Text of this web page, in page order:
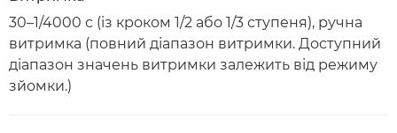
30–1/4000 с (із кроком 1/2 або 1/3 ступеня), ручна
витримка (повний діапазон витримки. Доступний
діапазон значень витримки залежить від режиму
зйомки.)